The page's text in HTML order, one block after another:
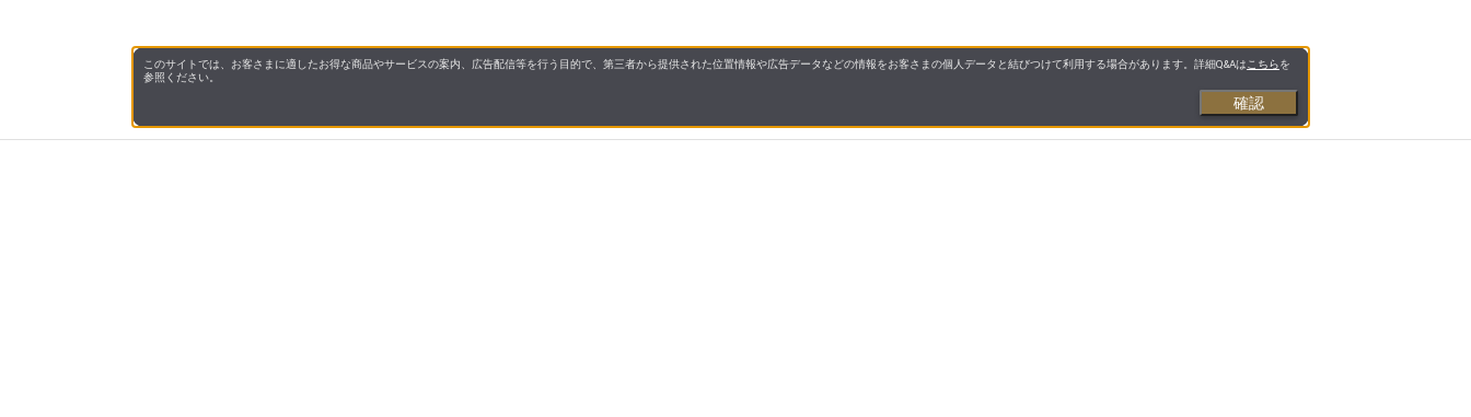
このサイトでは、お客さまに適したお得な商品やサービスの案内、広告配信等を行う目的で、第三者から提供された位置情報や広告データなどの情報をお客さまの個人データと結びつけて利用する場合があります。詳細Q&Aは こちらを
参照ください。
確認